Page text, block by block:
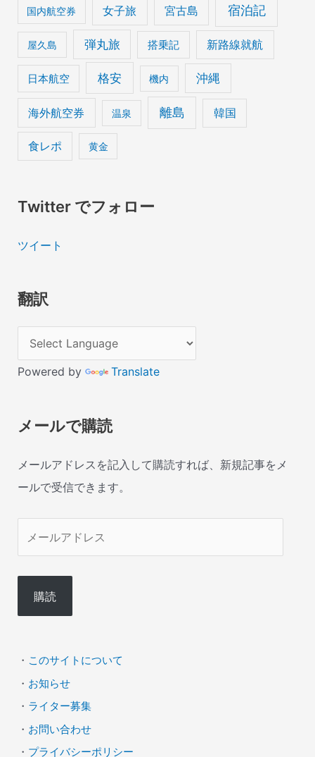
国内航空券 女子旅 宮古島 宿泊記
屋久島 弾丸旅 搭乗記 新路線就航
日本航空 格安 機内 沖縄
海外航空券 温泉 離島 韓国
食レポ 黄金
Twitter でフォロー
ツイート
翻訳
Powered by Translate
メールで購読
メールアドレスを記入して購読すれば、新規記事をメ
ールで受信できます。
ル
ド
ス
購読
・ このサイトについて
・ お知らせ
・ ライター募集
・ お問い合わせ
・ プライバシーポリシー